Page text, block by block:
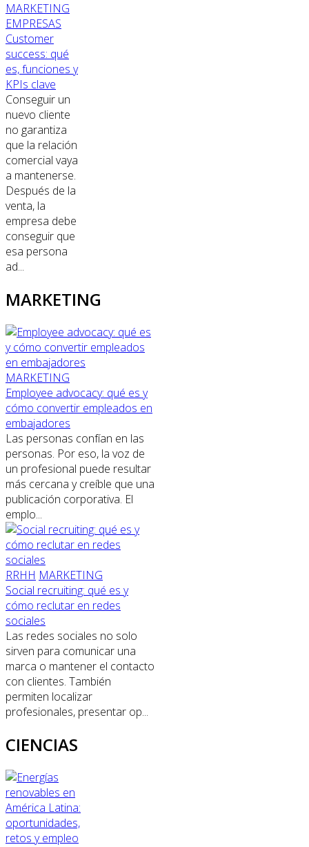
MARKETING
EMPRESAS
Customer
success: qué
es, funciones y
KPIs clave
Conseguir un
nuevo cliente
no garantiza
que la relación
comercial vaya
a mantenerse.
Después de la
venta, la
empresa debe
conseguir que
esa persona
ad...
MARKETING
MARKETING
Employee advocacy: qué es y
cómo convertir empleados en
embajadores
Las personas confían en las
personas. Por eso, la voz de
un profesional puede resultar
más cercana y creíble que una
publicación corporativa. El
emplo...
RRHH MARKETING
Social recruiting: qué es y
cómo reclutar en redes
sociales
Las redes sociales no solo
sirven para comunicar una
marca o mantener el contacto
con clientes. También
permiten localizar
profesionales, presentar op...
CIENCIAS